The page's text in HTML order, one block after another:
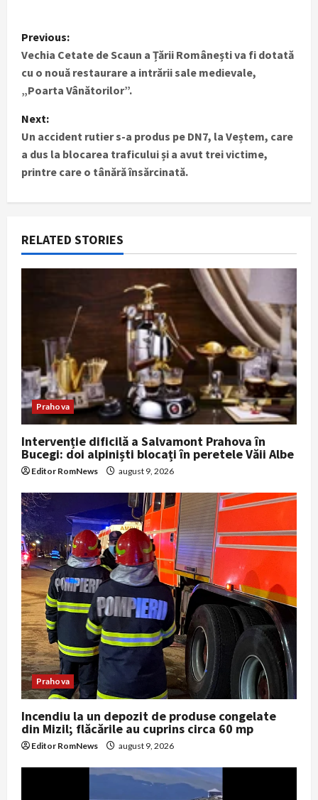
P
o
s
t
n
a
v
i
g
i
o
n
Previous:
Vechia Cetate de Scaun a Țării Românești va fi dotată
cu o nouă restaurare a intrării sale medievale,
„Poarta Vânătorilor”.
Next:
Un accident rutier s-a produs pe DN7, la Veștem, care
a dus la blocarea traficului și a avut trei victime,
printre care o tânără însărcinată.
RELATED STORIES
Prahova
Intervenție dificilă a Salvamont Prahova în
Bucegi: doi alpiniști blocați în peretele Văii Albe
Editor RomNews august 9, 2026
Prahova
Incendiu la un depozit de produse congelate
din Mizil; flăcările au cuprins circa 60 mp
Editor RomNews august 9, 2026